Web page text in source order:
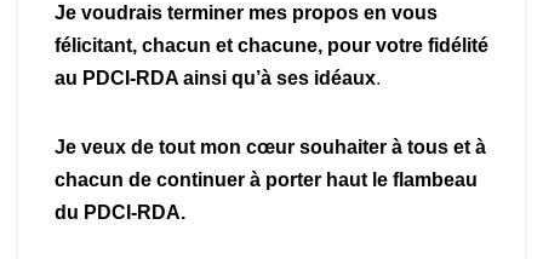
Je voudrais terminer mes propos en vous
félicitant, chacun et chacune, pour votre fidélité
au PDCI-RDA ainsi qu’à ses idéaux.
Je veux de tout mon cœur souhaiter à tous et à
chacun de continuer à porter haut le flambeau
du PDCI-RDA.